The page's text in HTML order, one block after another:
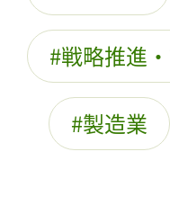
戦略推進
製造業